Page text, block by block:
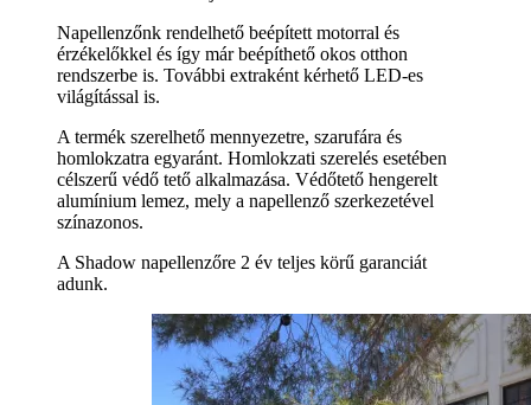
Napellenzőnk rendelhető beépített motorral és
érzékelőkkel és így már beépíthető okos otthon
rendszerbe is. További extraként kérhető LED-es
világítással is.
A termék szerelhető mennyezetre, szarufára és
homlokzatra egyaránt. Homlokzati szerelés esetében
célszerű védő tető alkalmazása. Védőtető hengerelt
alumínium lemez, mely a napellenző szerkezetével
színazonos.
A Shadow napellenzőre 2 év teljes körű garanciát
adunk.